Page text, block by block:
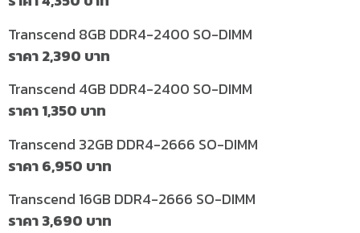
Transcend 8GB DDR4-2400 SO-DIMM
ราคา2,390 บาท
Transcend 4GB DDR4-2400 SO-DIMM
ราคา1,350 บาท
Transcend 32GB DDR4-2666 SO-DIMM
ราคา6,950 บาท
Transcend 16GB DDR4-2666 SO-DIMM
ราคา3,690 บาท